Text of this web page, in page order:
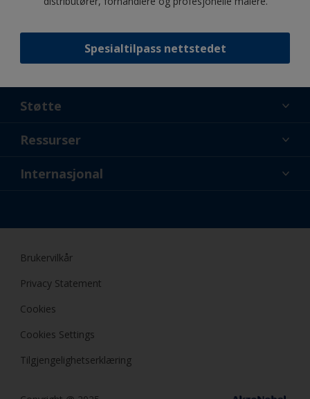
Spesialtilpass nettstedet
Støtte
Om oss
Ressurser
Nyheter
Internasjonal
Brukervilkår
Privacy Statement
Cookies
Cookies Settings
Tilgjengelighetserklæring